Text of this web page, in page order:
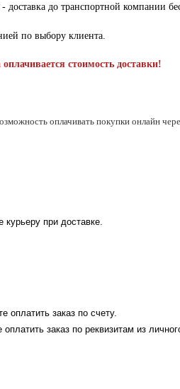
до транспортной компании
по выбору клиента.
стоимость доставки!
оплачивать покупки онлайн
при доставке.
заказ по счету.
заказ по реквизитам из